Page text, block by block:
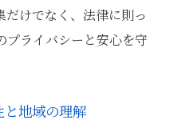
けでなく、法律に則っ
プライバシーと安心を守
地域の理解